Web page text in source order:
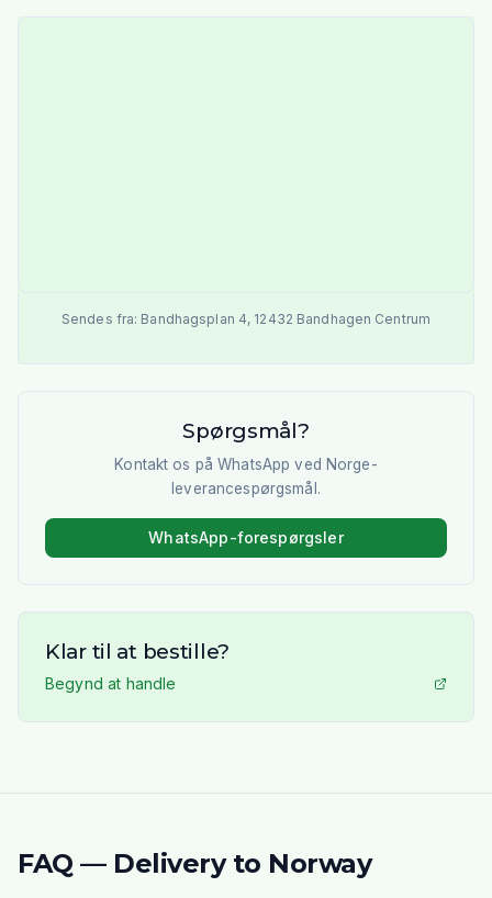
Sendes fra: Bandhagsplan 4, 12432 Bandhagen Centrum
Spørgsmål?
Kontakt os på WhatsApp ved Norge-
leverancespørgsmål.
WhatsApp-forespørgsler
Klar til at bestille?
Begynd at handle
FAQ — Delivery to Norway